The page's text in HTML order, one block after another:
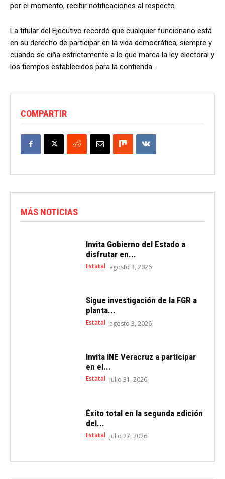
por el momento, recibir notificaciones al respecto.
La titular del Ejecutivo recordó que cualquier funcionario está
en su derecho de participar en la vida democrática, siempre y
cuando se ciña estrictamente a lo que marca la ley electoral y
los tiempos establecidos para la contienda.
COMPARTIR
MÁS NOTICIAS
Invita Gobierno del Estado a
disfrutar en...
Estatal agosto 3, 2026
Sigue investigación de la FGR a
planta...
Estatal agosto 3, 2026
Invita INE Veracruz a participar
en el...
Estatal julio 31, 2026
Éxito total en la segunda edición
del...
Estatal julio 27, 2026